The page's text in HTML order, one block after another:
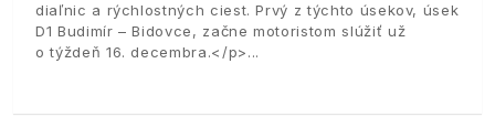
diaľnic a rýchlostných ciest. Prvý z týchto úsekov, úsek
D1 Budimír – Bidovce, začne motoristom slúžiť už
o týždeň 16. decembra.</p>